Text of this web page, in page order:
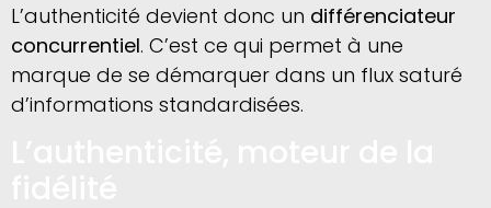
L’authenticité devient donc un différenciateur
concurrentiel. C’est ce qui permet à une
marque de se démarquer dans un flux saturé
d’informations standardisées.